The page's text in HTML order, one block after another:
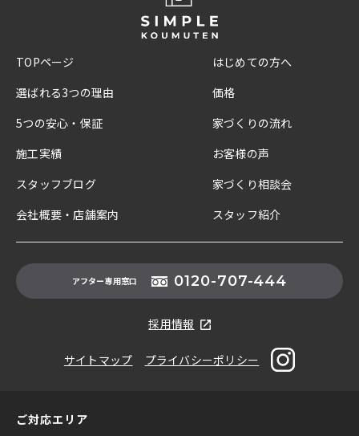
TOPページ
はじめての方へ
選ばれる3つの理由
価格
5つの安心・保証
家づくりの流れ
施工実績
お客様の声
スタッフブログ
家づくり相談会
会社概要・店舗案内
スタッフ紹介
アフター専用窓口 0120-707-444
採用情報
サイトマップ プライバシーポリシー
ご対応エリア